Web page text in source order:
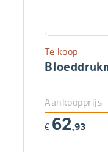
Te koop
Aankoopprijs
€ 62,93